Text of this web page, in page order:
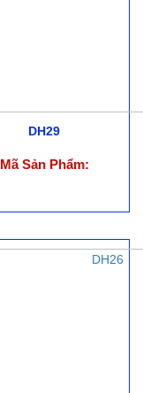
DH29
Mã Sản Phẩm: